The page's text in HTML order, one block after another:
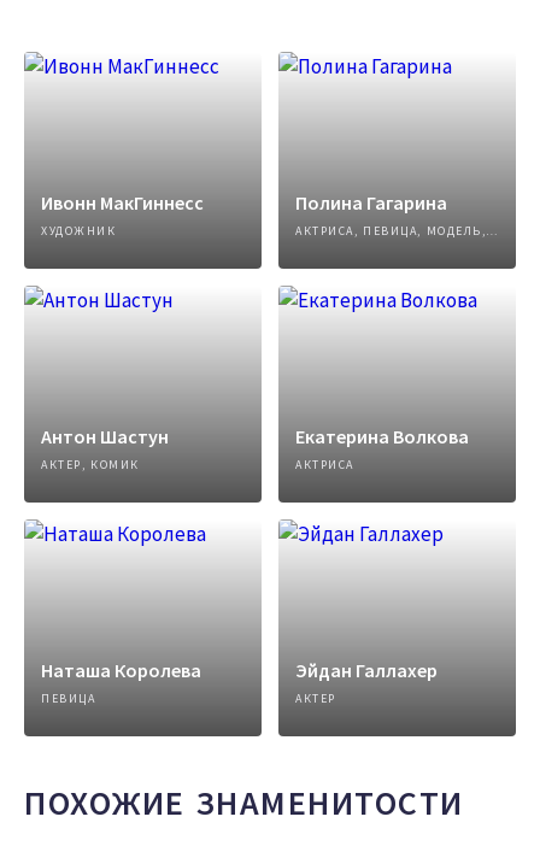
Ивонн МакГиннесс
ХУДОЖНИК
Полина Гагарина
АКТРИСА, ПЕВИЦА, МОДЕЛЬ, АВТОР ПЕСЕН
Антон Шастун
АКТЕР, КОМИК
Екатерина Волкова
АКТРИСА
Наташа Королева
ПЕВИЦА
Эйдан Галлахер
АКТЕР
ПОХОЖИЕ ЗНАМЕНИТОСТИ